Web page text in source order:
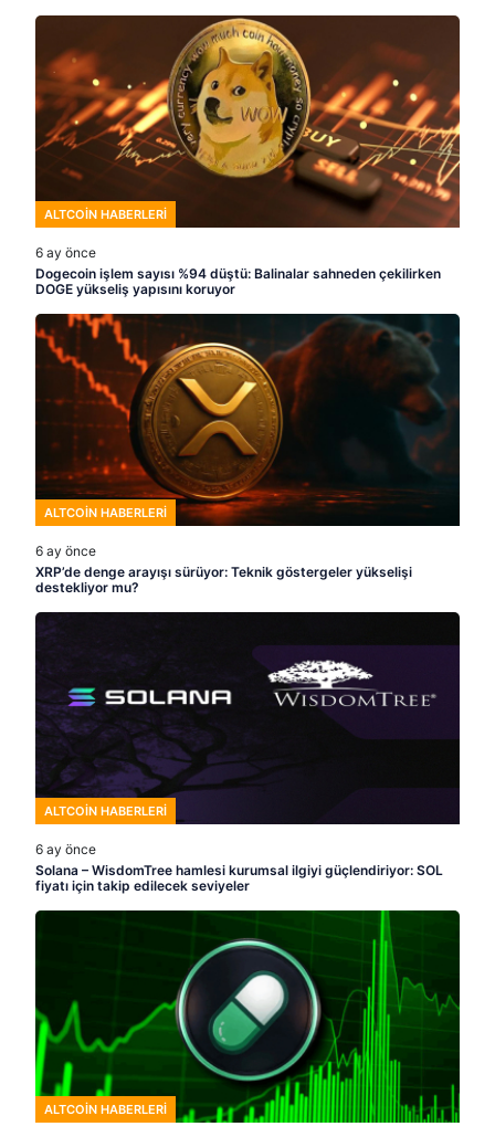
ALTCOIN HABERLERI
6 ay önce
Dogecoin işlem sayısı %94 düştü: Balinalar sahneden çekilirken
DOGE yükseliş yapısını koruyor
ALTCOIN HABERLERI
6 ay önce
XRP’de denge arayışı sürüyor: Teknik göstergeler yükselişi
destekliyor mu?
ALTCOIN HABERLERI
6 ay önce
Solana – WisdomTree hamlesi kurumsal ilgiyi güçlendiriyor: SOL
fiyatı için takip edilecek seviyeler
ALTCOIN HABERLERI